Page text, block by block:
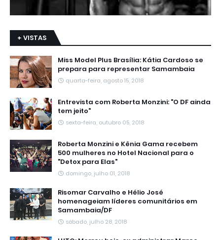
+ VISTAS
Miss Model Plus Brasília: Kátia Cardoso se
prepara para representar Samambaia
quarta-feira, agosto 15, 2018
Entrevista com Roberta Monzini: "O DF ainda
tem jeito"
sexta-feira, outubro 05, 2018
Roberta Monzini e Kênia Gama recebem
500 mulheres no Hotel Nacional para o
"Detox para Elas"
domingo, julho 01, 2018
Risomar Carvalho e Hélio José
homenageiam líderes comunitários em
Samambaia/DF
sábado, julho 28, 2018